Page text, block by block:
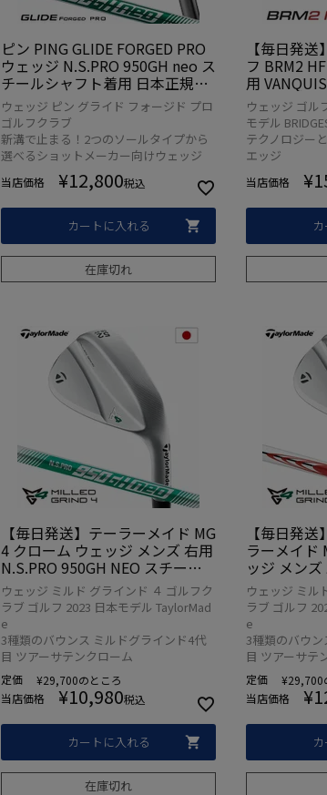
ピン PING GLIDE FORGED PRO
ウェッジ N.S.PRO 950GH neo ス
チールシャフト着用 日本正規品
日本モデル ゴルフ ゴルフクラブ
右用 右打ち 右利き グライド フ
ォージド
ウェッジ ピン グライド フォージド プロ
ゴルフクラブ
新溝で止まる！2つのソールタイプから
選べるショットメーカー向けウェッジ
当店価格 ¥12,800税込
カートに入れる
在庫切れ
【毎日発
フ BRM2
用
ャフト 日
ウェッジ ゴル
モデル
テクノロジー
エッジ
当店価格 ¥
【毎日発送】テーラーメイド MG
4 クローム ウェッジ メンズ 右用
N.S.PRO 950GH NEO スチール
シャフト 日本正規品 2023年モデ
ル
ウェッジ ミルド グラインド ４ ゴルフク
ラブ ゴルフ 2023 日本モデル TaylorMad
e
3種類のバウンス ミルドグラインド4代
目 ツアーサテンクローム
定価 ¥29,700のところ
当店価格
¥10,980税込
カートに入れる
在庫切れ
【毎日発
ラーメイド
ッジ メン
RO
ルシャフト
デル
ウェッジ ミル
ラブ ゴルフ
e
3種類のバウ
目 ツアーサテ
定価 ¥29,700
当店価格
¥